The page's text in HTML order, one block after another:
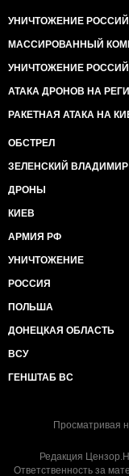
УНИЧТОЖЕНИЕ
МАССИРОВАННЫЙ
УНИЧТОЖЕНИЕ
АТАКА ДРОНОВ НА
РАКЕТНАЯ АТАКА НА
ОБСТРЕЛ
ЗЕЛЕНСКИЙ ВЛАДИМИР
ДРОНЫ
КИЕВ
АРМИЯ РФ
УНИЧТОЖЕНИЕ
РОССИЯ
ПОЛЬША
ДОНЕЦКАЯ ОБЛАСТЬ
ВСУ
ГЕНШТАБ ВС
Просматривая
Редакция
Ответственность за